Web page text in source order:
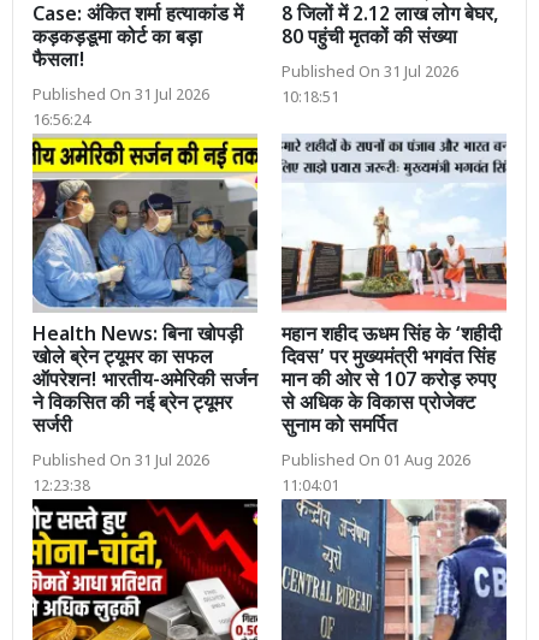
Case: अंकित शर्मा हत्याकांड में
कड़कड़डूमा कोर्ट का बड़ा
फैसला!
Published On 31 Jul 2026
16:56:24
8 जिलों में 2.12 लाख लोग बेघर,
80 पहुंची मृतकों की संख्या
Published On 31 Jul 2026
10:18:51
Health News: बिना खोपड़ी
खोले ब्रेन ट्यूमर का सफल
ऑपरेशन! भारतीय-अमेरिकी सर्जन
ने विकसित की नई ब्रेन ट्यूमर
सर्जरी
Published On 31 Jul 2026
12:23:38
महान शहीद ऊधम सिंह के ‘शहीदी
दिवस’ पर मुख्यमंत्री भगवंत सिंह
मान की ओर से 107 करोड़ रुपए
से अधिक के विकास प्रोजेक्ट
सुनाम को समर्पित
Published On 01 Aug 2026
11:04:01